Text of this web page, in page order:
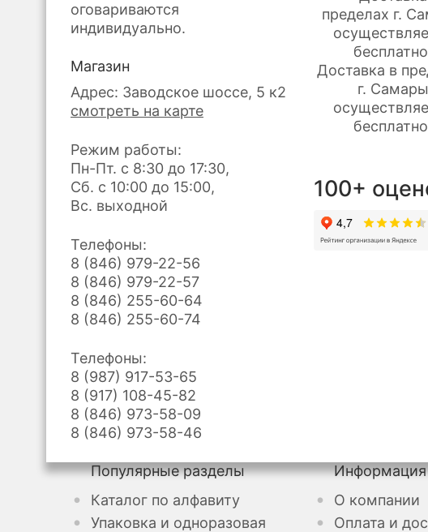
оговариваются
индивидуально.
Магазин
Адрес: Заводское шоссе, 5 к2
смотреть на карте
Режим работы:
Пн-Пт. с 8:30 до 17:30,
Сб. с 10:00 до 15:00,
Вс. выходной
Телефоны:
8 (846) 979-22-56
8 (846) 979-22-57
8 (846) 255-60-64
8 (846) 255-60-74
Телефоны:
8 (987) 917-53-65
8 (917) 108-45-82
8 (846) 973-58-09
8 (846) 973-58-46
Доставка в
г. Самары
100+
Популярные разделы
Каталог по алфавиту
Упаковка и одноразовая
Информация
О компании
Оплата и